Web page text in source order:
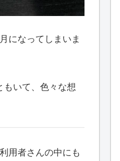
になってしまいま
もいて、色々な想
用者さんの中にも